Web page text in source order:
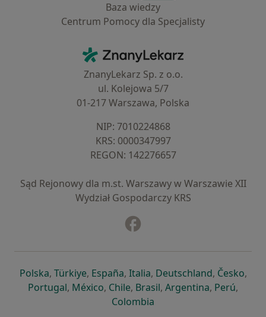
Baza wiedzy
Centrum Pomocy dla Specjalisty
ZnanyLekarz - Strona główna
ZnanyLekarz Sp. z o.o.
ul. Kolejowa 5/7
01-217 Warszawa, Polska
NIP: ⁠7010224868
KRS: ⁠0000347997
REGON: ⁠142276657
Sąd Rejonowy dla m.st. Warszawy w Warszawie XII
Wydział Gospodarczy KRS
Polskaotwiera się w nowej karcie
, Türkiyeotwiera się w nowej karcie
, Españaotwiera się w nowej karcie
, Italiaotwiera się w nowej
, Deutschlandotwiera się
, Česko,
Portugalotwiera się w nowej karcie
, Méxicootwiera się w nowej karcie
, Chileotwiera się w nowej karcie
, Brasilotwiera się w nowej
, Argentinaotwiera się
, Perú,
Colombia